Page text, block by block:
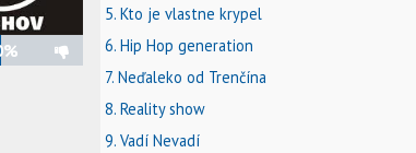
5. Kto je vlastne krypel
6. Hip Hop generation
7. Neďaleko od Trenčína
8. Reality show
9. Vadí Nevadí